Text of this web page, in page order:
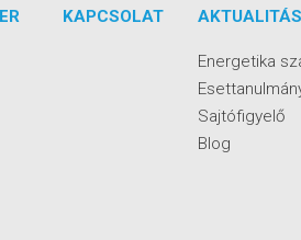
KAPCSOLAT
Energetika
Sajtófigyelő
Blog